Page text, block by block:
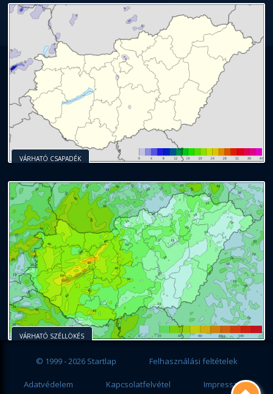
VÁRHATÓ CSAPADÉK
VÁRHATÓ SZÉLLÖKÉS
© 1999 - 2026 Startlap Felhasználási feltételek
Adatvédelem Kapcsolatfelvétel Impresszum